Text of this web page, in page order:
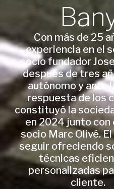
Con más de 25
experiencia en el
socio fundador
después de tres
autónomo y ante
respuesta de los
constituyó la
en 2024 junto con
socio Marc Olivé.
seguir ofreciendo
técnicas
personalizadas
cliente.